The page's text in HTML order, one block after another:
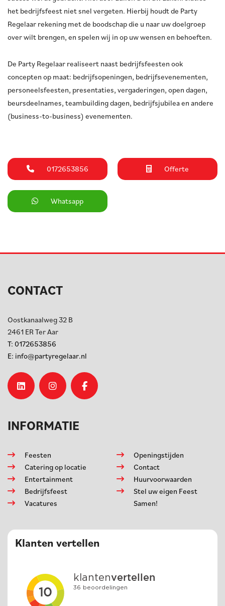
het bedrijfsfeest niet snel vergeten. Hierbij houdt de Party
Regelaar rekening met de boodschap die u naar uw doelgroep
over wilt brengen, en spelen wij in op uw wensen en behoeften.
De Party Regelaar realiseert naast bedrijfsfeesten ook
concepten op maat: bedrijfsopeningen, bedrijfsevenementen,
personeelsfeesten, presentaties, vergaderingen, open dagen,
beursdeelnames, teambuilding dagen, bedrijfsjubilea en andere
(business-to-business) evenementen.
0172653856 Offerte
Whatsapp
CONTACT
Oostkanaalweg 32 B
2461 ER Ter Aar
T: 0172653856
E: info@partyregelaar.nl
INFORMATIE
Feesten
Catering op locatie
Entertainment
Bedrijfsfeest
Vacatures
Openingstijden
Contact
Huurvoorwaarden
Stel uw eigen Feest
Samen!
Klanten vertellen